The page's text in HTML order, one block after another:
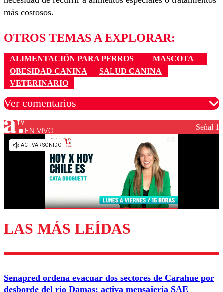
más costosos.
OTROS TEMAS A EXPLORAR:
ALIMENTACIÓN PARA PERROS
MASCOTA
OBESIDAD CANINA
SALUD CANINA
VETERINARIO
Ver comentarios
Los comentarios son moderados para garantizar un
diálogo respetuoso.
Enviar comentario
EN VIVO Señal 1
LAS MÁS LEÍDAS
Senapred ordena evacuar dos sectores de Carahue por
desborde del río Damas: activa mensajería SAE